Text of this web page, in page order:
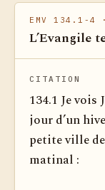
EMV 134.1-4
L’Evangile
CITATION
134.1 Je vois
jour d’un
petite ville
matinal :